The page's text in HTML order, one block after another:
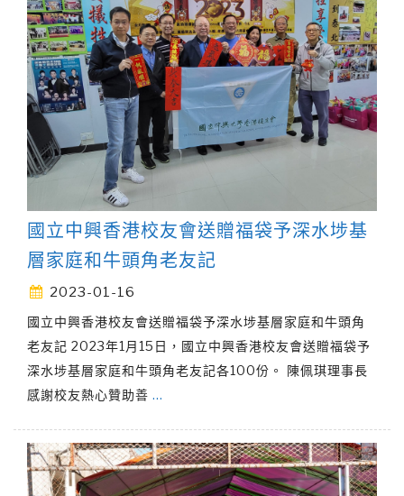
國立中興香港校友會送贈福袋予深水埗基
層家庭和牛頭角老友記
2023-01-16
國立中興香港校友會送贈福袋予深水埗基層家庭和牛頭角
老友記 2023年1月15日，國立中興香港校友會送贈福袋予
深水埗基層家庭和牛頭角老友記各100份。 陳佩琪理事長
感謝校友熱心贊助善 …